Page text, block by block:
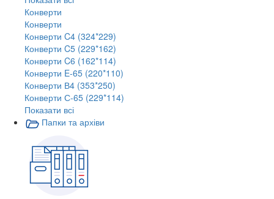
Конверти
Конверти
Конверти C4 (324*229)
Конверти C5 (229*162)
Конверти C6 (162*114)
Конверти E-65 (220*110)
Конверти В4 (353*250)
Конверти С-65 (229*114)
Показати всі
Папки та архіви